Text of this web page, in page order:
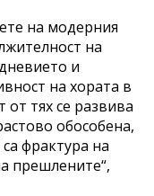
на модерния
на
и
на хората в
от тях се развива
обособена,
фрактура на
прешлените“,